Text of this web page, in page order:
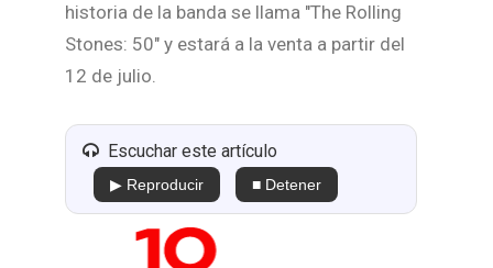
historia de la banda se llama "The Rolling
Stones: 50" y estará a la venta a partir del
12 de julio.
Escuchar este artículo
▶ Reproducir ■ Detener